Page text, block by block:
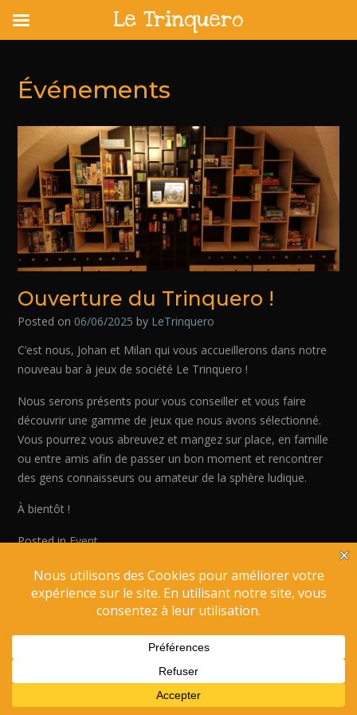
contentÉvénements
Ouverture du Trinquero !
Posted on 06/06/2025 by LeTrinquero
C’est nous, Johan et Milan qui vous accueillerons dans notre
nouveau bar à jeux de société Le Trinquero !
Nous serons présents pour vous conseiller et vous faire
découvrir une gamme de jeux que nous avons sélectionné.
Vous pourrez vous abreuvez et mangez sur place, en famille
ou entre amis afin de passer un bon moment et rencontrer
des gens connaisseurs ou amateur de la sphère ludique.
À bientôt !
Posted inEvent
Le Trinquero ©2026 - Codé avec par ShamanTramp
Le Trinquero